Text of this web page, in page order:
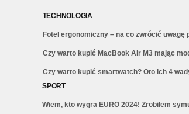
TECHNOLOGIA
Fotel ergonomiczny – na co zwrócić uwagę
Czy warto kupić MacBook Air M3 mając
Czy warto kupić smartwatch? Oto ich 4
SPORT
Wiem, kto wygra EURO 2024! Zrobiłem